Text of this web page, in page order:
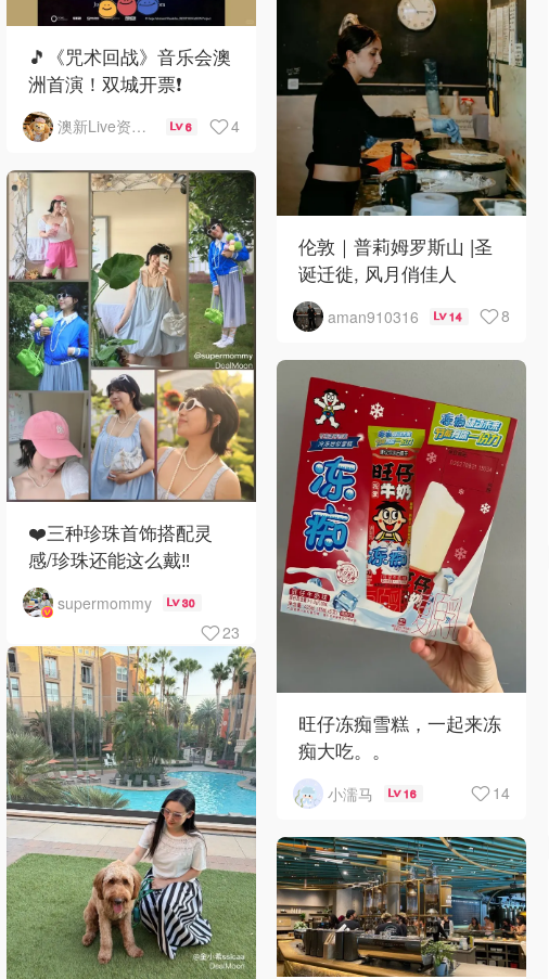
🎵《咒术回战》音乐会澳
洲首演！双城开票❗️
澳新Live资讯站 6 4
伦敦｜普莉姆罗斯山 |圣
诞迁徙, 风月俏佳人
aman910316 14 8
❤️三种珍珠首饰搭配灵
感/珍珠还能这么戴‼️
supermommy 30
23
旺仔冻痴雪糕，一起来冻
痴大吃。。
小濡马 16 14